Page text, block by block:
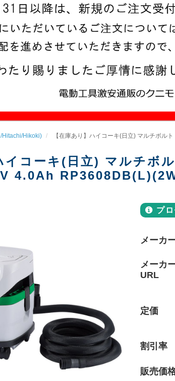
Hitachi/Hikoki)
【在庫あり】ハイコーキ(日立) マルチボル
イコーキ(日立) マルチボ
4.0Ah
プ
メーカ
メーカ
URL
定価
割引率
販売価